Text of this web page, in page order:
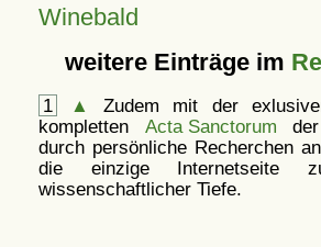
Winebald
weitere Einträge im
1 ▲
Zudem mit der
kompletten Acta Sanctorum
durch persönliche Recherchen
die einzige Internetseite
wissenschaftlicher Tiefe.